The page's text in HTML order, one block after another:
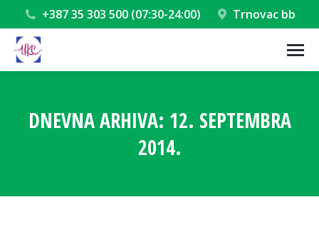
+387 35 303 500 (07:30-24:00) Trnovac bb
DNEVNA ARHIVA: 12. SEPTEMBRA
2014.